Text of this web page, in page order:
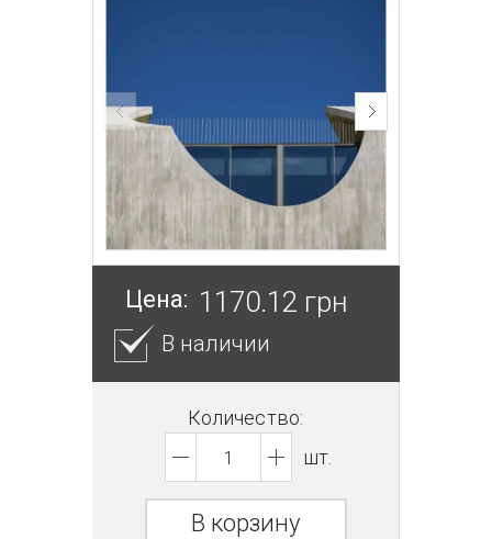
Цена: 1170.12 грн
В наличии
Количество:
шт.
В корзину